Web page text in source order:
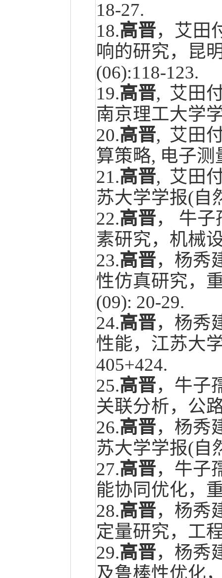
18-27.
18.高晋，艾田
响的研究，昆
(06):118-123.
19.高晋, 艾田
南京理工大学
20.高晋, 艾田
算策略, 电子测
21.高晋, 艾田
苏大学学报(自
22.高晋， 牛
素研究，机械
23.高晋，杨秀
性仿真研究，
(09): 20-29.
24.高晋，杨秀
性能，江苏大
405+424.
25.高晋，牛子
关联分析，公
26.高晋，杨秀
苏大学学报(自
27.高晋，牛子
能协同优化，
28.高晋，杨秀
定量研究，工
29.高晋，杨秀
及鲁棒性优化